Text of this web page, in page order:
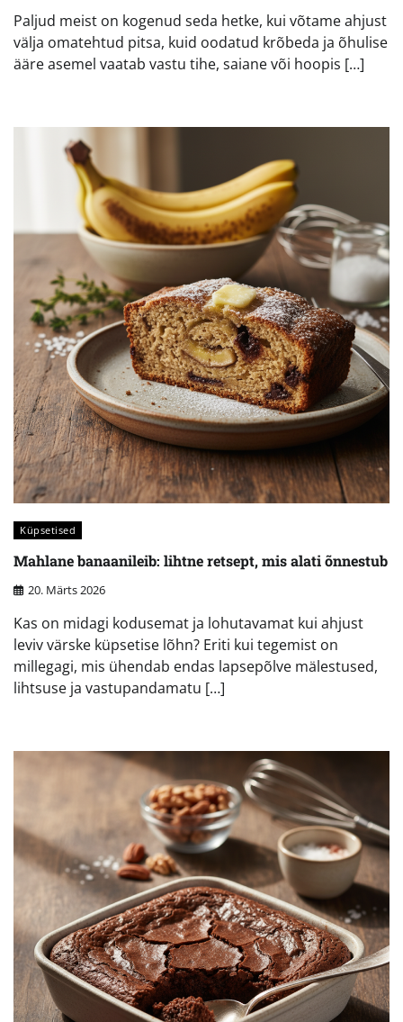
Paljud meist on kogenud seda hetke, kui võtame ahjust
välja omatehtud pitsa, kuid oodatud krõbeda ja õhulise
ääre asemel vaatab vastu tihe, saiane või hoopis […]
Küpsetised
Mahlane banaanileib: lihtne retsept, mis alati õnnestub
20. Märts 2026
Kas on midagi kodusemat ja lohutavamat kui ahjust
leviv värske küpsetise lõhn? Eriti kui tegemist on
millegagi, mis ühendab endas lapsepõlve mälestused,
lihtsuse ja vastupandamatu […]